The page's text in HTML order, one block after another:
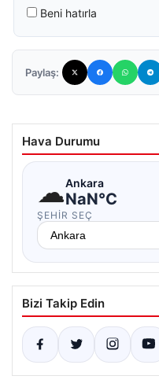
Beni hatırla
Paylaş:
Hava Durumu
☁Ankara
NaN°C
ŞEHIR SEÇ
Bizi Takip Edin